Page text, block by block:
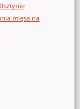
mięsa na